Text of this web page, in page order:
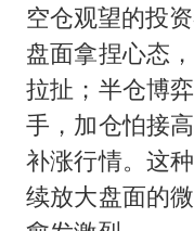
空仓观望的投
盘面拿捏心态
拉扯；半仓博
手，加仓怕接
补涨行情。这
续放大盘面的